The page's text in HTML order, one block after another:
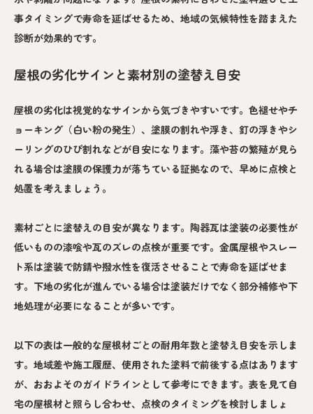
事タイミングで寿命を延ばせるため、地域の気候特性を踏まえた
診断が効果的です。
屋根の劣化サインと素材別の塗替え目安
屋根の劣化は視覚的なサインから気づきやすいです。色褪せやチ
ョーキング（白い粉の発生）、塗膜の割れや浮き、釘の浮きやシ
ーリングのひび割れなどが目安になります。藻や苔の繁殖が見ら
れる場合は塗膜の保護力が落ちている証拠なので、早めに点検と
処置を考えましょう。
素材ごとに塗替えの目安が異なります。陶器瓦は塗装の必要性が
低いものの漆喰や瓦のズレの点検が重要です。金属屋根やスレー
ト系は塗装で防錆や撥水性を復活させることで寿命を延ばせま
す。下地の劣化が進んでいる場合は塗装だけでなく部分補修や下
地処理が必要になることが多いです。
以下の表は一般的な屋根材ごとの耐用年数と塗替え目安を示しま
す。地域差や施工履歴、使用された塗料で前後する点はあります
が、おおよそのガイドラインとして参考にできます。表を見て自
宅の屋根材と照らし合わせ、点検のタイミングを検討しましょ